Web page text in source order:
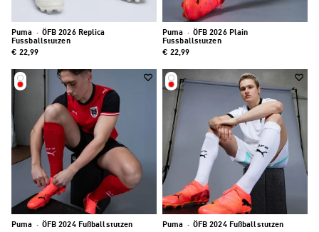
Puma · ÖFB 2026 Replica
Fussballstutzen
€ 22,99
Puma · ÖFB 2026 Plain
Fussballstutzen
€ 22,99
Puma · ÖFB 2024 Fußballstutzen
Puma · ÖFB 2024 Fußballstutzen